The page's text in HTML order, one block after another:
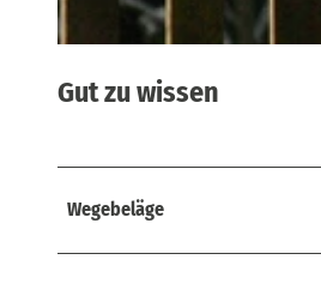
Gut zu wissen
Wegebeläge